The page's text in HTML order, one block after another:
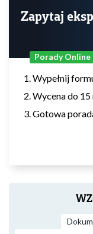
Zapytaj
Porady Online
Wypełnij
Wycena do 15
Gotowa